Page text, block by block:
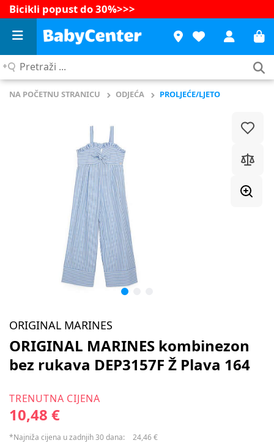
Bicikli popust do 30%>>>
Pretraži
NA POČETNU STRANICU ODJEĆA PROLJEĆE/LJETO
ORIGINAL MARINES
ORIGINAL MARINES kombinezon
bez rukava DEP3157F Ž Plava 164
TRENUTNA CIJENA
10,48 €
*Najniža cijena u zadnjih 30 dana: 24,46 €